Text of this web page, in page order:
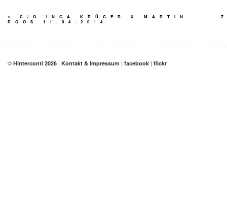
«
C/O INGA KRÜGER & MARTIN
ROOS 11.04.2014
© Hinterconti 2026 | Kontakt & Impressum | facebook | flickr